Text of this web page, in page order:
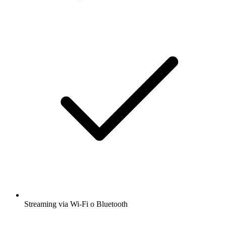
Streaming via Wi-Fi o Bluetooth